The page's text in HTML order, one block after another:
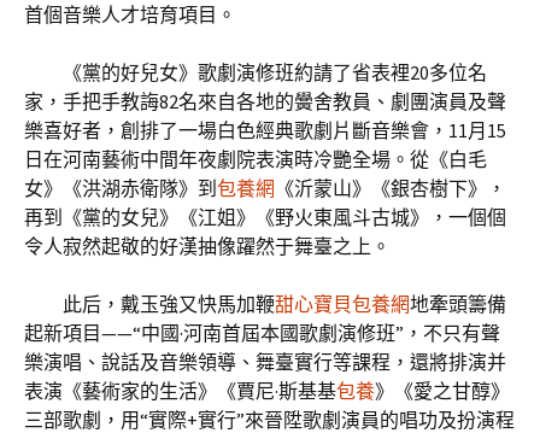
首個音樂人才培育項目。
《黨的好兒女》歌劇演修班約請了省表裡20多位名
家，手把手教誨82名來自各地的黌舍教員、劇團演員及聲
樂喜好者，創排了一場白色經典歌劇片斷音樂會，11月15
日在河南藝術中間年夜劇院表演時冷艷全場。從《白毛
女》《洪湖赤衛隊》到包養網 《沂蒙山》《銀杏樹下》，
再到《黨的女兒》《江姐》《野火東風斗古城》，一個個
令人寂然起敬的好漢抽像躍然于舞臺之上。
此后，戴玉強又快馬加鞭甜心寶貝包養網地牽頭籌備
起新項目——“中國·河南首屆本國歌劇演修班”，不只有聲
樂演唱、說話及音樂領導、舞臺實行等課程，還將排演并
表演《藝術家的生活》《賈尼·斯基基包養》《愛之甘醇》
三部歌劇，用“實際+實行”來晉陞歌劇演員的唱功及扮演程